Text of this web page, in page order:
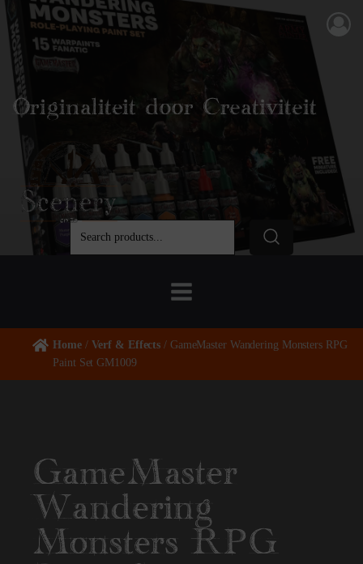
Originaliteit door Creativiteit
Home/ Verf & Effects / GameMaster Wandering Monsters RPG
Paint Set GM1009
GameMaster
Wandering
Monsters RPG